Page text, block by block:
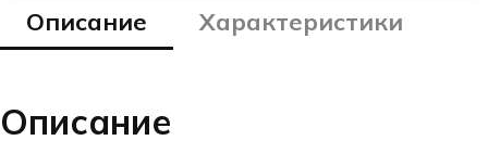
Описание Характеристики
Описание